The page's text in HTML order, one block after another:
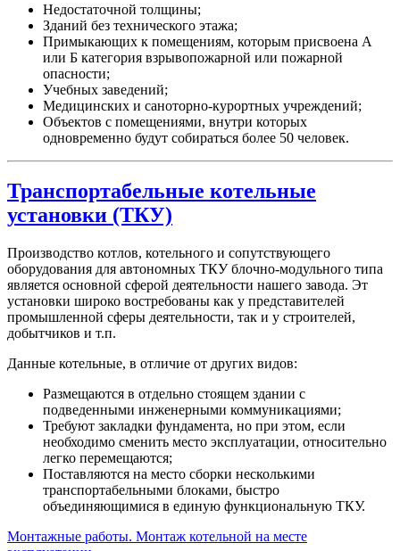
Недостаточной толщины;
Зданий без технического этажа;
Примыкающих к помещениям, которым присвоена А
или Б категория взрывопожарной или пожарной
опасности;
Учебных заведений;
Медицинских и саноторно-курортных учреждений;
Объектов с помещениями, внутри которых
одновременно будут собираться более 50 человек.
Транспортабельные котельные
установки (ТКУ)
Производство котлов, котельного и сопутствующего
оборудования для автономных ТКУ блочно-модульного типа
является основной сферой деятельности нашего завода. Эт
установки широко востребованы как у представителей
промышленной сферы деятельности, так и у строителей,
добытчиков и т.п.
Данные котельные, в отличие от других видов:
Размещаются в отдельно стоящем здании с
подведенными инженерными коммуникациями;
Требуют закладки фундамента, но при этом, если
необходимо сменить место эксплуатации, относительно
легко перемещаются;
Поставляются на место сборки несколькими
транспортабельными блоками, быстро
объединяющимися в единую функциональную ТКУ.
Монтажные работы. Монтаж котельной на месте